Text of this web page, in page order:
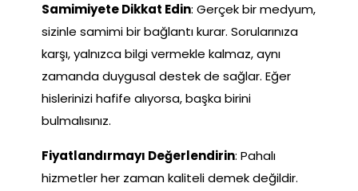
Samimiyete Dikkat Edin: Gerçek bir medyum,
sizinle samimi bir bağlantı kurar. Sorularınıza
karşı, yalnızca bilgi vermekle kalmaz, aynı
zamanda duygusal destek de sağlar. Eğer
hislerinizi hafife alıyorsa, başka birini
bulmalısınız.
Fiyatlandırmayı Değerlendirin: Pahalı
hizmetler her zaman kaliteli demek değildir.